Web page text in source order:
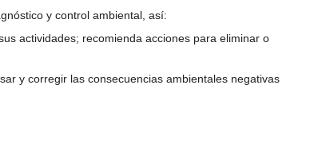
y control ambiental, así:
actividades; recomienda acciones para eliminar o
y corregir las consecuencias ambientales negativas